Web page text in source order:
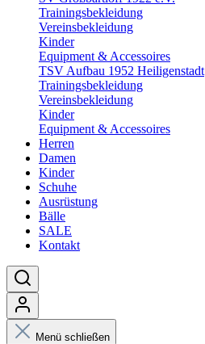
Trainingsbekleidung
Vereinsbekleidung
Kinder
Equipment & Accessoires
TSV Aufbau 1952 Heiligenstadt
Trainingsbekleidung
Vereinsbekleidung
Kinder
Equipment & Accessoires
Herren
Damen
Kinder
Schuhe
Ausrüstung
Bälle
SALE
Kontakt
Menü schließen